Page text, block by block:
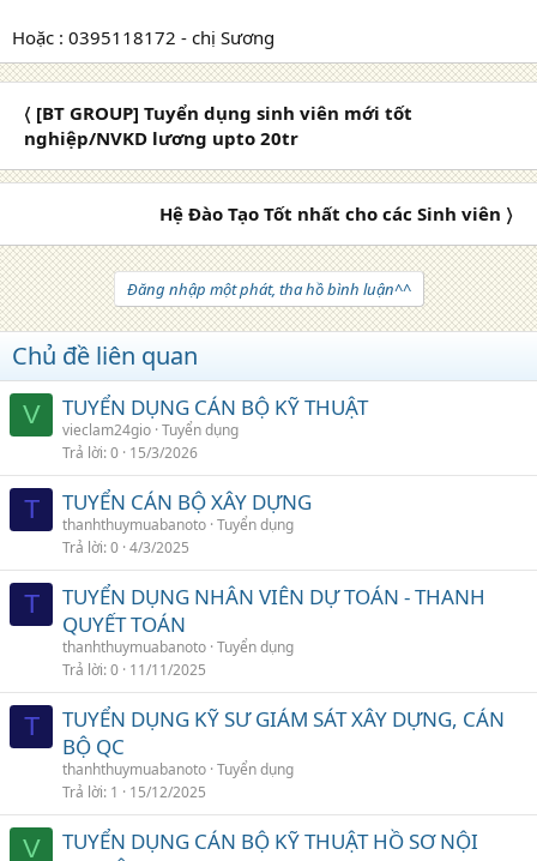
Hoặc : 0395118172 - chị Sương
〈 [BT GROUP] Tuyển dụng sinh viên mới tốt
nghiệp/NVKD lương upto 20tr
Hệ Đào Tạo Tốt nhất cho các Sinh viên 〉
Đăng nhập một phát, tha hồ bình luận^^
Chủ đề liên quan
V TUYỂN DỤNG CÁN BỘ KỸ THUẬT
vieclam24gio Tuyển dụng
Trả lời 0 15/3/2026
T TUYỂN CÁN BỘ XÂY DỰNG
thanhthuymuabanoto Tuyển dụng
Trả lời 0 4/3/2025
T
TUYỂN DỤNG NHÂN VIÊN DỰ TOÁN - THANH
QUYẾT TOÁN
thanhthuymuabanoto Tuyển dụng
Trả lời 0 11/11/2025
T
TUYỂN DỤNG KỸ SƯ GIÁM SÁT XÂY DỰNG, CÁN
BỘ QC
thanhthuymuabanoto Tuyển dụng
Trả lời 1 15/12/2025
V
TUYỂN DỤNG CÁN BỘ KỸ THUẬT HỒ SƠ NỘI